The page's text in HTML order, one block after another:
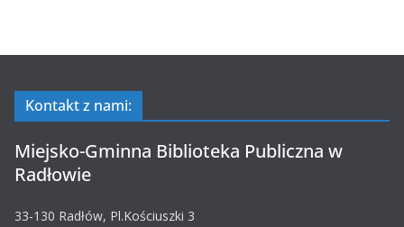
Kontakt z nami:
Miejsko-Gminna Biblioteka Publiczna w
Radłowie
33-130 Radłów, Pl.Kościuszki 3